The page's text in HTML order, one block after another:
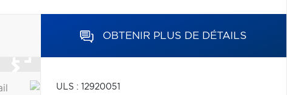
OBTENIR PLUS DE DÉTAILS
ULS : 12920051